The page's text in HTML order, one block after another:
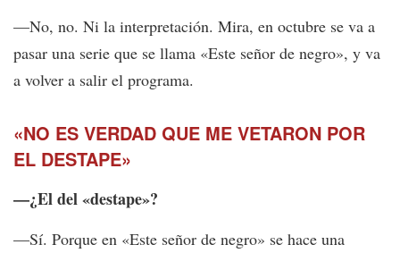
—No, no. Ni la interpretación. Mira, en octubre se va a
pasar una serie que se llama «Este señor de negro», y va
a volver a salir el programa.
«NO ES VERDAD QUE ME VETARON POR
EL DESTAPE»
—¿El del «destape»?
—Sí. Porque en «Este señor de negro» se hace una